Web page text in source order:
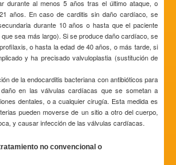
durante al menos 5 años tras el último ataque, o
años. En caso de carditis sin daño cardíaco, se
durante 10 años o hasta que el paciente
sea más largo). Si se produce daño cardíaco, se
o hasta la edad de 40 años, o más tarde, si
y ha precisado valvuloplastia (sustitución de
de la endocarditis bacteriana con antibióticos para
en las válvulas cardíacas que se sometan a
dentales, o a cualquier cirugía. Esta medida es
pueden moverse de un sitio a otro del cuerpo,
y causar infección de las válvulas cardíacas.
no convencional o